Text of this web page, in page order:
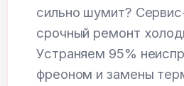
сильно шумит?
срочный ремонт
Устраняем 95%
фреоном и замены